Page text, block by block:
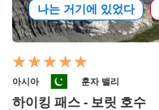
나는 거기에 있었다
아시아 훈자 밸리
하이킹 패스 - 보릿 호수